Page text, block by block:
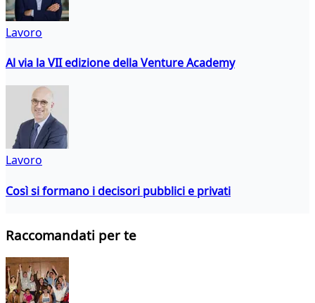
Lavoro
Al via la VII edizione della Venture Academy
Lavoro
Così si formano i decisori pubblici e privati
Raccomandati per te